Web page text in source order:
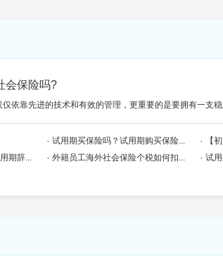
会保险吗?
依靠先进的技术和有效的管理，更重要的是要拥有一支
试用期买保险吗？试用期购买保险...
【
期辞...
外籍员工海外社会保险个税如何扣... 试